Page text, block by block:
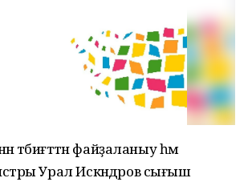
тәбиғәттән файҙаланыу һәм
Урал Искәндәров сығыш